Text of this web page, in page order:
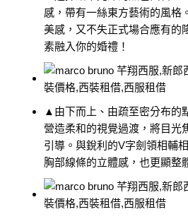
感，帶有一絲東方藝術的風格
美感，又不失正式場合應有的
素融入你的婚禮！
▲由下而上、由疏至密分布的
營造柔和的視覺過渡，將目光
引導。與銳利的V字劍領相輔
胸部線條的立體感，也更顯整